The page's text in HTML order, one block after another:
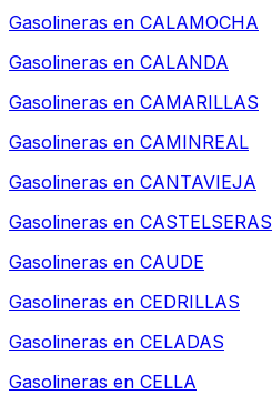
Gasolineras en CALAMOCHA
Gasolineras en CALANDA
Gasolineras en CAMARILLAS
Gasolineras en CAMINREAL
Gasolineras en CANTAVIEJA
Gasolineras en CASTELSERAS
Gasolineras en CAUDE
Gasolineras en CEDRILLAS
Gasolineras en CELADAS
Gasolineras en CELLA